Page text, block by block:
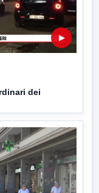
▶
dei